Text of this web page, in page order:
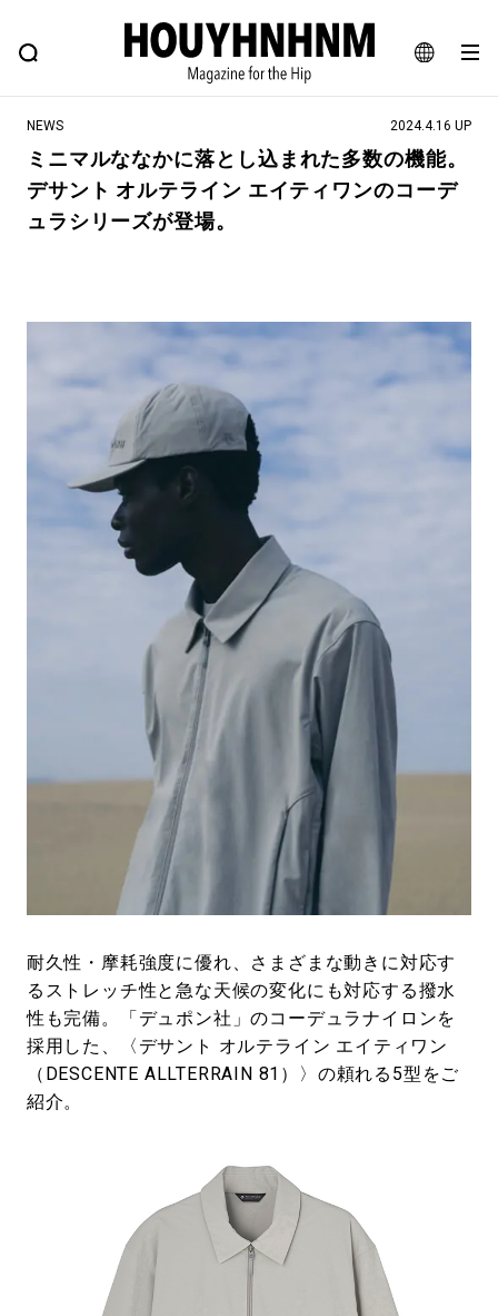
JA
EN
FEATURE BLOG SNAP
ヒップなファッション、カルチャー、ライフスタイルWEBマガジン
#注目のタグ
#NEW VINTAGE #マイナーグッド図鑑
#路地裏てぃーん。 #MONTHLY JOURNAL
#GH 銘品の所以 #フイナムのYouTube
#Commune H #FOCUS IT #AH.H
#ととけん #FASHION #MUSIC
#LIFESTYLE #SNEAKER
#SPORTS #HANDSOME HANDBOOK
NEWS 2024.4.16 UP
ミニマルななかに落とし込まれた多数の機能。
デサント オルテライン エイティワンのコーデ
ュラシリーズが登場。
耐久性・摩耗強度に優れ、さまざまな動きに対応す
るストレッチ性と急な天候の変化にも対応する撥水
性も完備。「デュポン社」のコーデュラナイロンを
採用した、〈デサント オルテライン エイティワン
（DESCENTE ALLTERRAIN 81）〉の頼れる5型をご
紹介。